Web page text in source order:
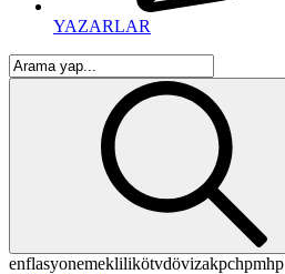
YAZARLAR
enflasyonemeklilikötvdövizakpchpmhp